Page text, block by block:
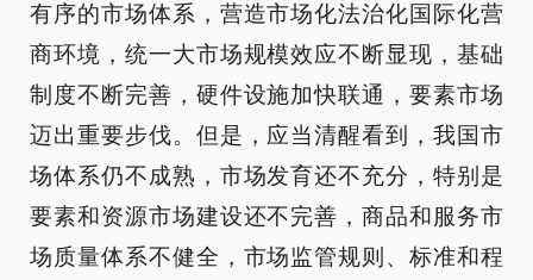
有序的市场体系，营造市场化法治化国际化营
商环境，统一大市场规模效应不断显现，基础
制度不断完善，硬件设施加快联通，要素市场
迈出重要步伐。但是，应当清醒看到，我国市
场体系仍不成熟，市场发育还不充分，特别是
要素和资源市场建设还不完善，商品和服务市
场质量体系不健全，市场监管规则、标准和程